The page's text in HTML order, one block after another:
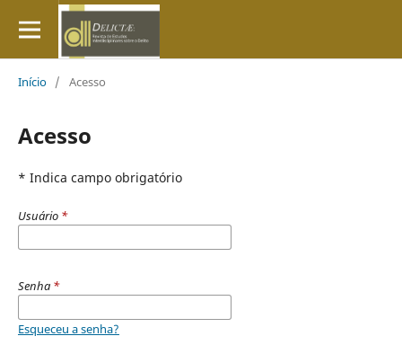
Início / Acesso
Acesso
* Indica campo obrigatório
Usuário *
Senha *
Esqueceu a senha?